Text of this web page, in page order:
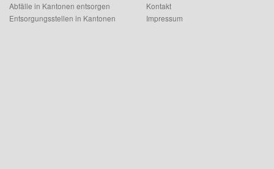
Abfälle in Kantonen entsorgen
Entsorgungsstellen in Kantonen
Kontakt
Impressum